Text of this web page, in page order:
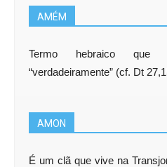
AMÉM
Termo hebraico que
“verdadeiramente” (cf. Dt
AMON
É um clã que vive na